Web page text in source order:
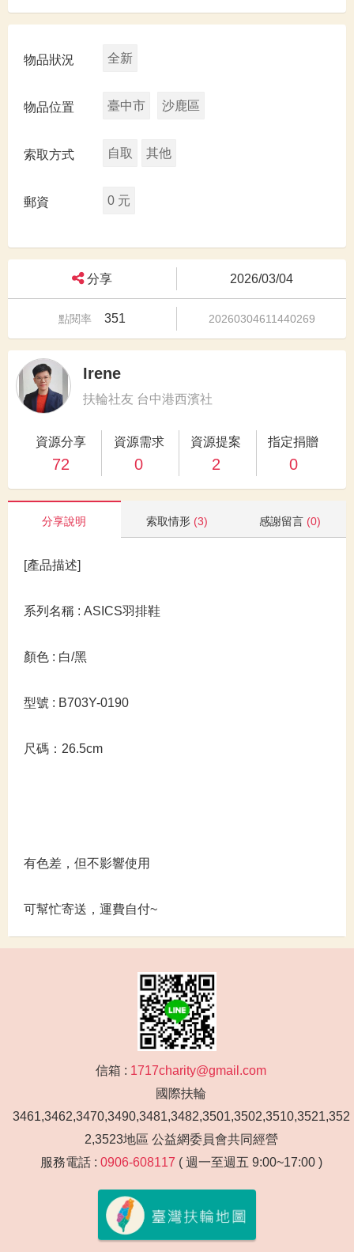
物品狀況 全新
物品位置 臺中市 沙鹿區
索取方式 自取 其他
郵資 0 元
分享 2026/03/04
點閱率 351 20260304611440269
Irene
扶輪社友 台中港西濱社
資源分享
72
資源需求
0
資源提案
2
指定捐贈
0
分享說明 索取情形 (3) 感謝留言 (0)
[產品描述]
系列名稱 : ASICS羽排鞋
顏色 : 白/黑
型號 : B703Y-0190
尺碼：26.5cm
有色差，但不影響使用
可幫忙寄送，運費自付~
信箱 : 1717charity@gmail.com
國際扶輪
3461,3462,3470,3490,3481,3482,3501,3502,3510,3521,352
2,3523地區 公益網委員會共同經營
服務電話 : 0906-608117 ( 週一至週五 9:00~17:00 )